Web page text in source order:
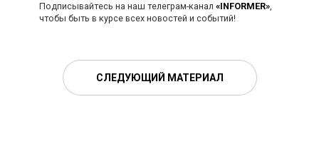
Подписывайтесь на наш телеграм-канал «INFORMER»,
чтобы быть в курсе всех новостей и событий!
СЛЕДУЮЩИЙ МАТЕРИАЛ